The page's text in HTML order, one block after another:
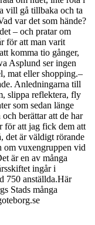
vill gå tillbaka och ta
var det som hände?
– och pratar om
för att man varit
komma tio gånger,
Asplund ser ingen
mat eller shopping.–
Anledningarna till
slippa reflektera, fly
som sedan länge
berättar att de har
för att jag fick dem att
det är väldigt rörande
om vuxengruppen vid
är en av många
ingår i
750 anställda.Här
Stads många